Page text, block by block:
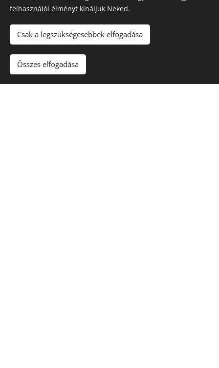
felhasználói élményt kínáljuk Neked.
Csak a legszükségesebbek elfogadása
Összes elfogadása